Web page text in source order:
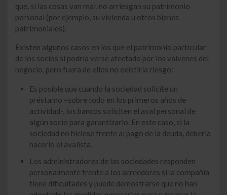
que, si las cosas van mal, no arriesgan su patrimonio
personal (por ejemplo, su vivienda u otros bienes
patrimoniales).
Existen algunos casos en los que el patrimonio particular
de los socios sí podría verse afectado por los vaivenes del
negocio, pero fuera de ellos no existiría riesgo:
Es posible que cuando la sociedad solicite un
préstamo –sobre todo en los primeros años de
actividad-, los bancos soliciten el aval personal de
algún socio para garantizarlo. En este caso, si la
sociedad no hiciese frente al pago de la deuda, debería
hacerlo el avalista.
Los administradores de las sociedades responden
personalmente frente a los acreedores si la compañía
tiene dificultades y puede demostrarse que no han